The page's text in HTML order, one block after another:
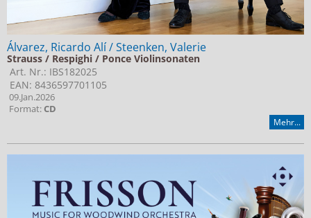
Álvarez, Ricardo Alí / Steenken, Valerie
Strauss / Respighi / Ponce Violinsonaten
Art. Nr.: IBS182025
EAN: 8436597701105
09.Jan.2026
Format:CD
Mehr...